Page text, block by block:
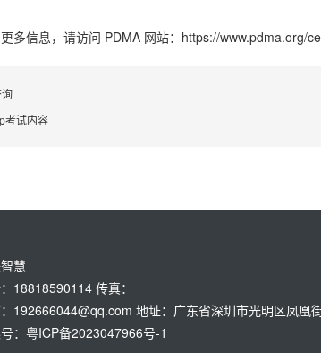
多信息，请访问 PDMA 网站：https://www.pdma.org/
考试内容
慧
18818590114 传真：
192666044@qq.com 地址：广东省深圳市光明区凤凰
：粤ICP备2023047966号-1